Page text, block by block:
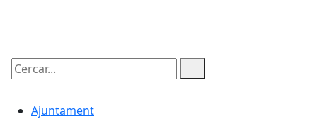
Cercar:
Ajuntament